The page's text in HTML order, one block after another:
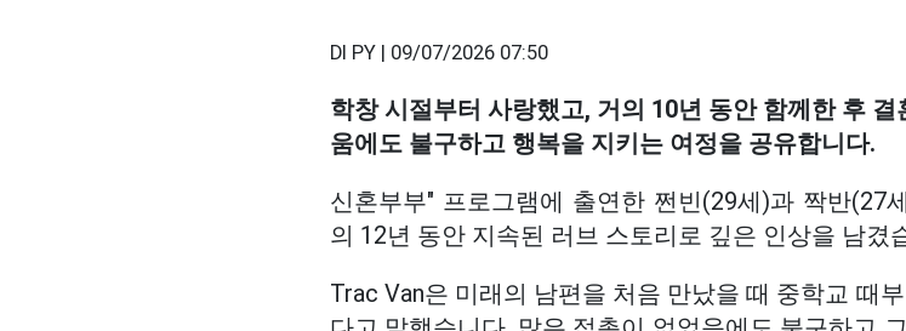
DI PY | 09/07/2026 07:50
학창 시절부터 사랑했고, 거의 10년 동안 함께한 후
움에도 불구하고 행복을 지키는 여정을 공유합니다.
신혼부부" 프로그램에 출연한 쩐빈(29세)과 짝반(27
의 12년 동안 지속된 러브 스토리로 깊은 인상을 남겼
Trac Van은 미래의 남편을 처음 만났을 때 중학교 때